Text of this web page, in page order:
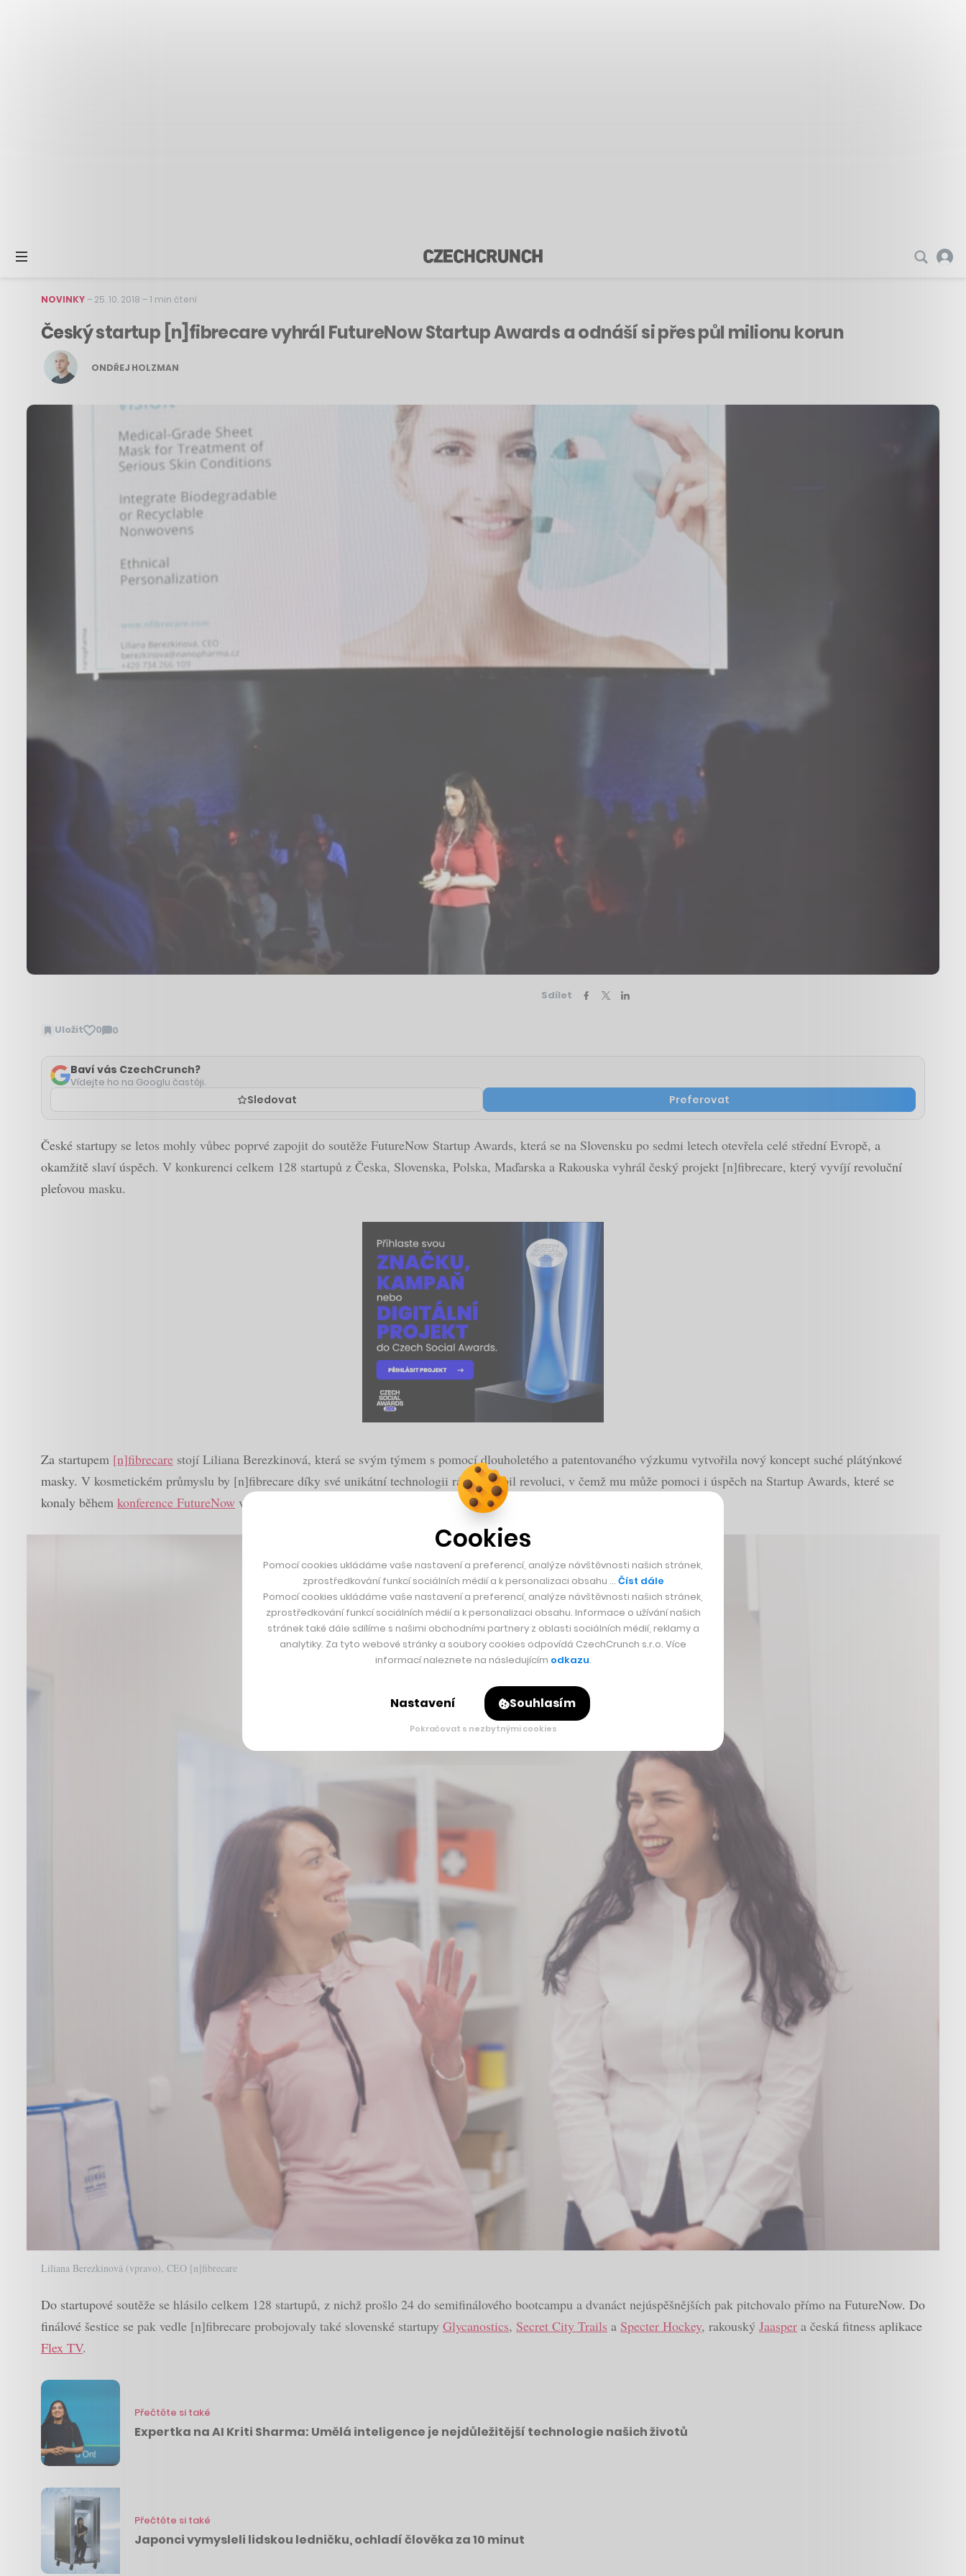
NOVINKY– 25. 10. 2018 –1 min čtení
Český startup [n]fibrecare vyhrál FutureNow Startup Awards a odnáší si přes půl milionu korun
ONDŘEJ HOLZMAN
Sdílet
Uložit 0 0
Zobrazit
Baví vás CzechCrunch?
Vídejte ho na Googlu častěji.
Sledovat Preferovat
České startupy se letos mohly vůbec poprvé zapojit do soutěže FutureNow Startup Awards, která se na Slovensku po sedmi letech otevřela celé střední Evropě, a
okamžitě slaví úspěch. V konkurenci celkem 128 startupů z Česka, Slovenska, Polska, Maďarska a Rakouska vyhrál český projekt [n]fibrecare, který vyvíjí revoluční
pleťovou masku.
Za startupem [n]fibrecare stojí Liliana Berezkinová, která se svým týmem s pomocí dlouholetého a patentovaného výzkumu vytvořila nový koncept suché plátýnkové
masky. V kosmetickém průmyslu by [n]fibrecare díky své unikátní technologii rád způsobil revoluci, v čemž mu může pomoci i úspěch na Startup Awards, které se
konaly během konference FutureNow v bratislavské Refinery Gallery.
Liliana Berezkinová (vpravo), CEO [n]fibrecare
Do startupové soutěže se hlásilo celkem 128 startupů, z nichž prošlo 24 do semifinálového bootcampu a dvanáct nejúspěšnějších pak pitchovalo přímo na FutureNow. Do
finálové šestice se pak vedle [n]fibrecare probojovaly také slovenské startupy Glycanostics, Secret City Trails a Specter Hockey, rakouský Jaasper a česká fitness aplikace
Flex TV.
Přečtěte si také
Expertka na AI Kriti Sharma: Umělá inteligence je nejdůležitější technologie našich životů
Přečtěte si také
Japonci vymysleli lidskou ledničku, ochladí člověka za 10 minut
Cookies
Pomocí cookies ukládáme vaše nastavení a preferencí, analýze návštěvnosti našich stránek,
zprostředkování funkcí sociálních médií a k personalizaci obsahu … Číst dále
Pomocí cookies ukládáme vaše nastavení a preferencí, analýze návštěvnosti našich stránek,
zprostředkování funkcí sociálních médií a k personalizaci obsahu. Informace o užívání našich
stránek také dále sdílíme s našimi obchodními partnery z oblasti sociálních médií, reklamy a
analytiky. Za tyto webové stránky a soubory cookies odpovídá CzechCrunch s.r.o. Více
informací naleznete na následujícím odkazu.
Nastavení Souhlasím
Pokračovat s nezbytnými cookies